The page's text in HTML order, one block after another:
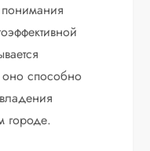
способно
городе.